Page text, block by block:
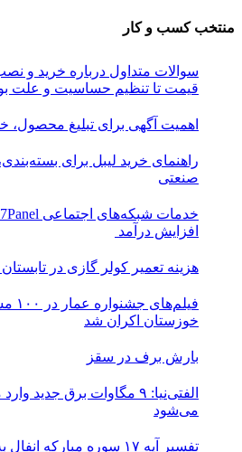
منتخب کسب و کار
سوالات متداول درباره خرید و
قیمت تا تنظیم حساسیت و علت
اهمیت آگهی برای تبلیغ محصول،
راهنمای خرید لیبل برای
صنعتی
افزایش درآمد
هزینه تعمیر کولر گازی در تابستان 1405
خوزستان اکران شد
بارش برف در سقز
الفتی‌نیا: ۹ مگاوات برق
می‌شود
تفسیر آیه ۱۷ سوره مبارکه انفال به زبان «آذری»